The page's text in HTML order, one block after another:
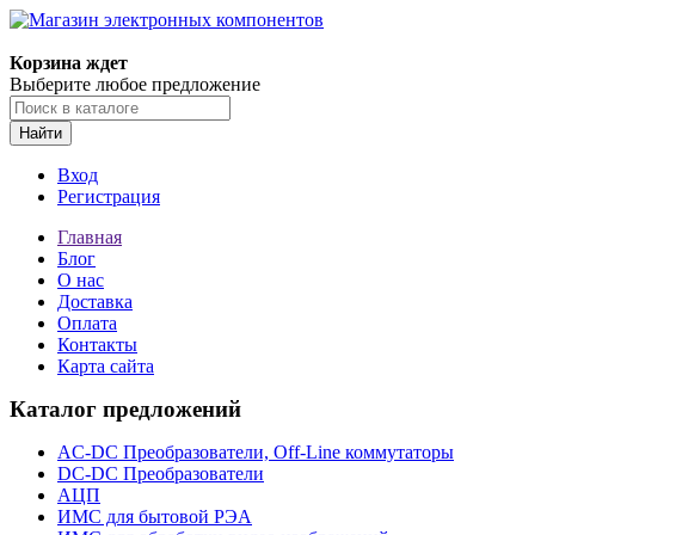
Корзина ждет
Выберите любое предложение
Найти
Вход
Регистрация
Главная
Блог
О нас
Доставка
Оплата
Контакты
Карта сайта
Каталог предложений
AC-DC Преобразователи, Off-Line коммутаторы
DC-DC Преобразователи
АЦП
ИМС для бытовой РЭА